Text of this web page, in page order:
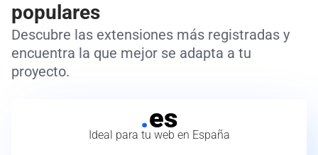
populares
Descubre las extensiones más registradas y
encuentra la que mejor se adapta a tu
proyecto.
.es
Ideal para tu web en España